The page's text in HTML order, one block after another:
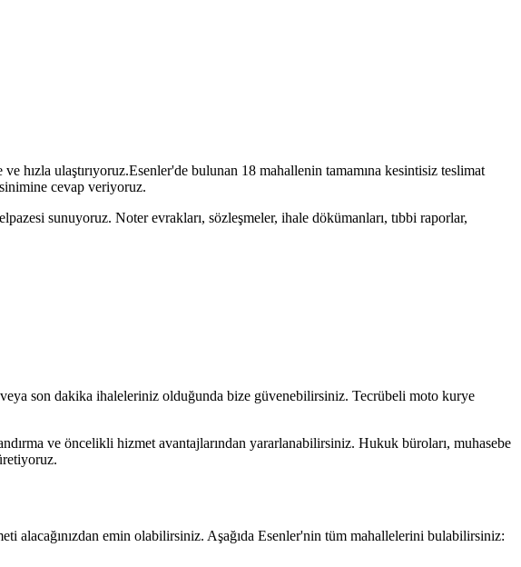
hızla ulaştırıyoruz.Esenler'de bulunan 18 mahallenin tamamına kesintisiz teslimat
cevap veriyoruz.
sunuyoruz. Noter evrakları, sözleşmeler, ihale dökümanları, tıbbi raporlar,
son dakika ihaleleriniz olduğunda bize güvenebilirsiniz. Tecrübeli moto kurye
ve öncelikli hizmet avantajlarından yararlanabilirsiniz. Hukuk büroları, muhasebe
alacağınızdan emin olabilirsiniz. Aşağıda Esenler'nin tüm mahallelerini bulabilirsiniz: